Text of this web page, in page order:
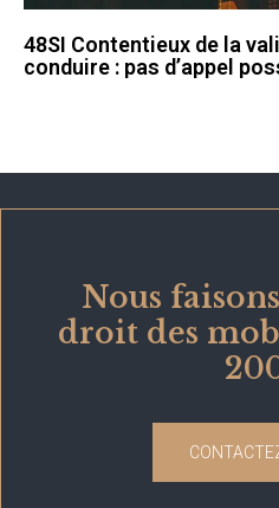
48SI Contentieux de la
conduire : pas d’appel
Nous
droit des